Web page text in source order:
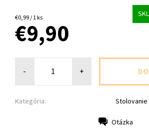
€0,99 / 1 ks
€9,90
- +
Kategória: Stolovanie
Otázka